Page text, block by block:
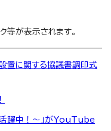
等が表示されます。
置に関する協議書調印式
躍中！～」がYouTube